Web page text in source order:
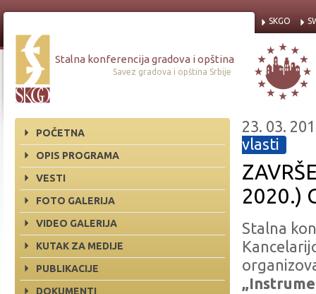
Stalna konferencija gradova i opština
Savez gradova i opština Srbije
SKGO
POČETNA
OPIS PROGRAMA
VESTI
FOTO GALERIJA
VIDEO GALERIJA
KUTAK ZA MEDIJE
PUBLIKACIJE
DOKUMENTI
23. 03.
vlasti
2020.)
Stalna